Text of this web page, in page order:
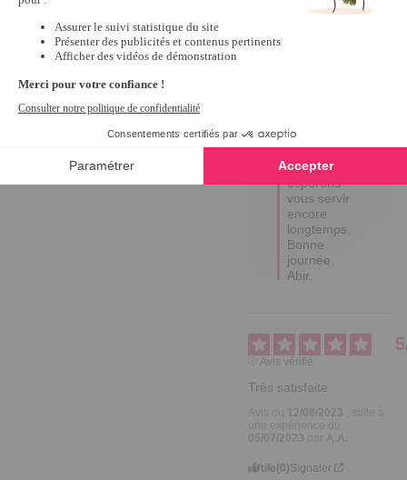
Signaler
votre gentil
retour,
nous
espérons
vous servir
encore
longtemps.
Bonne
journée.
Abir.
5
Avis vérifié
Très satisfaite
Utile(0)Signaler